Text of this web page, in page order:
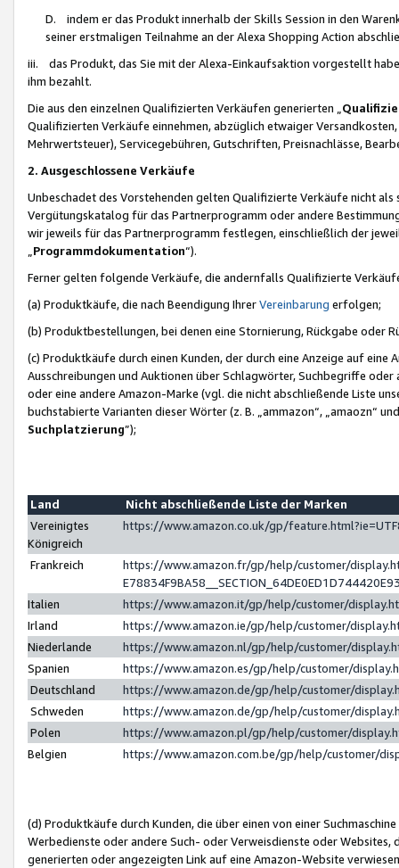
D. indem er das Produkt innerhalb der Skills Session in den
seiner erstmaligen Teilnahme an der Alexa Shopping Action
iii. das Produkt, das Sie mit der Alexa-Einkaufsaktion vorgestellt
ihm bezahlt.
Die aus den einzelnen Qualifizierten Verkäufen generierten „
Qualifizierten Verkäufe einnehmen, abzüglich etwaiger
Mehrwertsteuer), Servicegebühren, Gutschriften, Preisnachlässe,
2. Ausgeschlossene Verkäufe
Unbeschadet des Vorstehenden gelten Qualifizierte Verkäufe nicht
Vergütungskatalog für das Partnerprogramm oder andere
wir jeweils für das Partnerprogramm festlegen, einschließlich der
Programmdokumentation“).
Ferner gelten folgende Verkäufe, die andernfalls Qualifizierte
(a) Produktkäufe, die nach Beendigung IhrerVereinbarung erfolgen;
(b) Produktbestellungen, bei denen eine Stornierung, Rückgabe oder
(c) Produktkäufe durch einen Kunden, der durch eine Anzeige auf
Ausschreibungen und Auktionen über Schlagwörter, Suchbegriffe
oder eine andere Amazon-Marke (vgl. die nicht abschließende Liste
buchstabierte Varianten dieser Wörter (z. B. „ammazon“, „amaozn“
Suchplatzierung”);
Land
Nicht abschließende Liste der Marken
Vereinigtes
Königreich
https://www.amazon.co.uk/gp/
Frankreich
https://www.amazon.fr/gp/help/customer/
Italien
https://www.amazon.it/gp/help/customer/
Irland
https://www.amazon.ie/gp/help/customer/
Niederlande
https://www.amazon.nl/gp/help/customer/
Spanien
https://www.amazon.es/gp/help/customer/
Deutschland
https://www.amazon.de/gp/help/customer/
Schweden
https://www.amazon.de/gp/help/customer/
Polen
https://www.amazon.pl/gp/help/customer/
Belgien
https://www.amazon.com.be/gp/help/customer/
(d) Produktkäufe durch Kunden, die über einen von einer
Werbedienste oder andere Such- oder Verweisdienste oder Websites,
generierten oder angezeigten Link auf eine Amazon-Website